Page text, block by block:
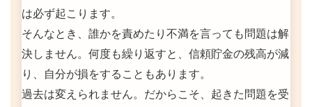
は必ず起こります。
そんなとき、誰かを責めたり不満を言っても問題は解
決しません。何度も繰り返すと、信頼貯金の残高が減
り、自分が損をすることもあります。
過去は変えられません。だからこそ、起きた問題を受